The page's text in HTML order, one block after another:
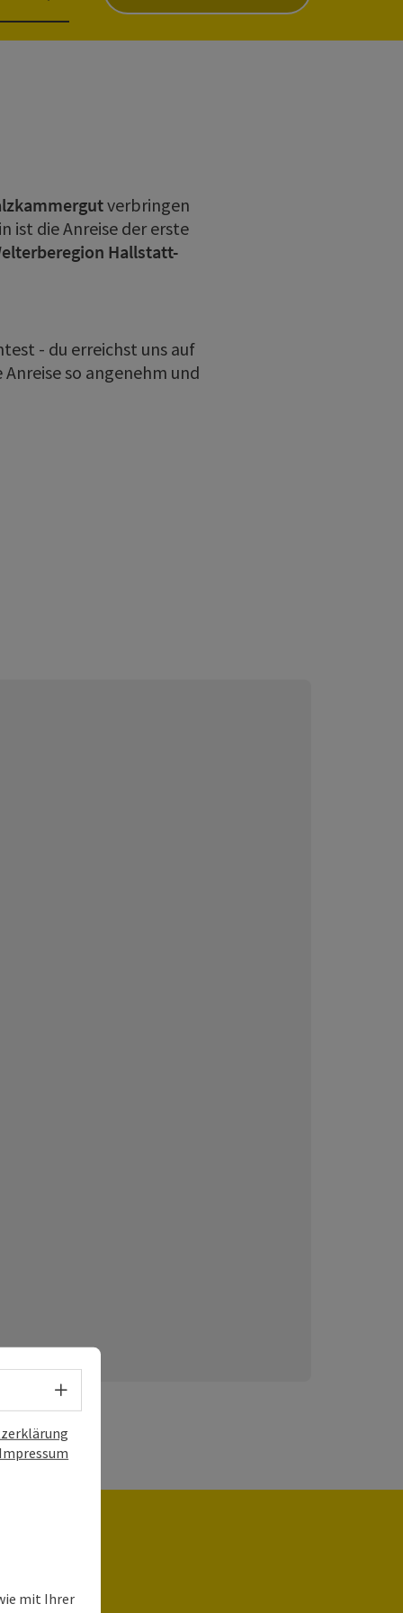
verbringen
ist die Anreise der erste
Hallstatt-
- du erreichst uns auf
so angenehm und
Sprachwahl - Menü öffnen
Impressum
mit Ihrer